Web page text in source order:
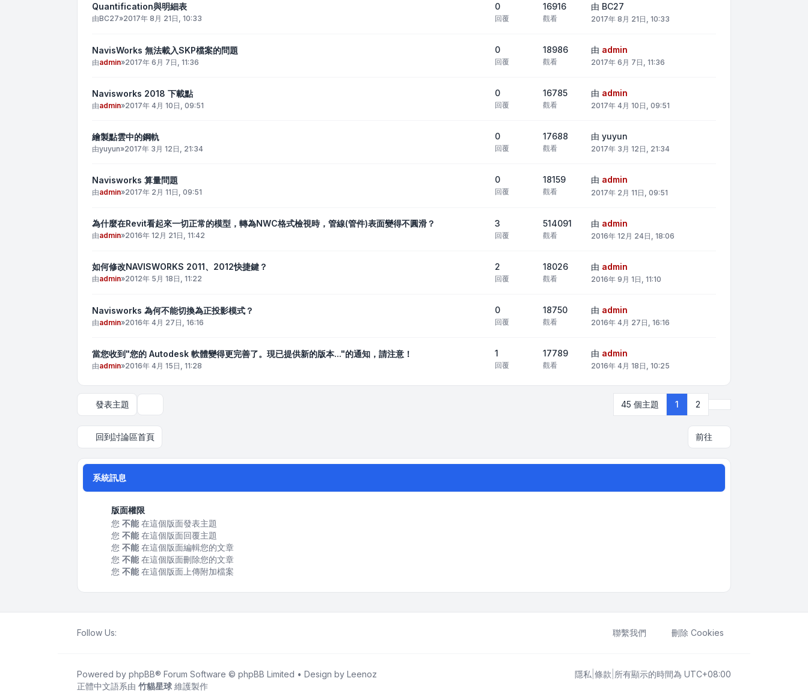
Quantification與明細表
由BC27»2017年 8月 21日, 10:33
0
回覆
16916
觀看
由 BC27
2017年 8月 21日, 10:33
NavisWorks 無法載入SKP檔案的問題
由admin»2017年 6月 7日, 11:36
0
回覆
18986
觀看
由 admin
2017年 6月 7日, 11:36
Navisworks 2018 下載點
由admin»2017年 4月 10日, 09:51
0
回覆
16785
觀看
由 admin
2017年 4月 10日, 09:51
繪製點雲中的鋼軌
由yuyun»2017年 3月 12日, 21:34
0
回覆
17688
觀看
由 yuyun
2017年 3月 12日, 21:34
Navisworks 算量問題
由admin»2017年 2月 11日, 09:51
0
回覆
18159
觀看
由 admin
2017年 2月 11日, 09:51
為什麼在Revit看起來一切正常的模型，轉為NWC格式檢視時，管線(管件)表面變得不圓滑？
由admin»2016年 12月 21日, 11:42
3
回覆
514091
觀看
由 admin
2016年 12月 24日, 18:06
如何修改NAVISWORKS 2011、2012快捷鍵？
由admin»2012年 5月 18日, 11:22
2
回覆
18026
觀看
由 admin
2016年 9月 1日, 11:10
Navisworks 為何不能切換為正投影模式？
由admin»2016年 4月 27日, 16:16
0
回覆
18750
觀看
由 admin
2016年 4月 27日, 16:16
當您收到"您的 Autodesk 軟體變得更完善了。現已提供新的版本..."的通知，請注意！
由admin»2016年 4月 15日, 11:28
1
回覆
17789
觀看
由 admin
2016年 4月 18日, 10:25
發表主題 45 個主題 1 2
回到討論區首頁 前往
系統訊息
版面權限
您 不能在這個版面發表主題
您 不能在這個版面回覆主題
您 不能在這個版面編輯您的文章
您 不能在這個版面刪除您的文章
您 不能在這個版面上傳附加檔案
Follow Us: 聯繫我們 刪除 Cookies
Powered by phpBB® Forum Software © phpBB Limited • Design by Leenoz
正體中文語系由 竹貓星球 維護製作
隱私 條款 所有顯示的時間為 UTC+08:00